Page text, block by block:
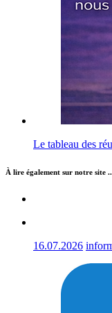
Le tableau des
À lire également sur notre site
16.07.2026